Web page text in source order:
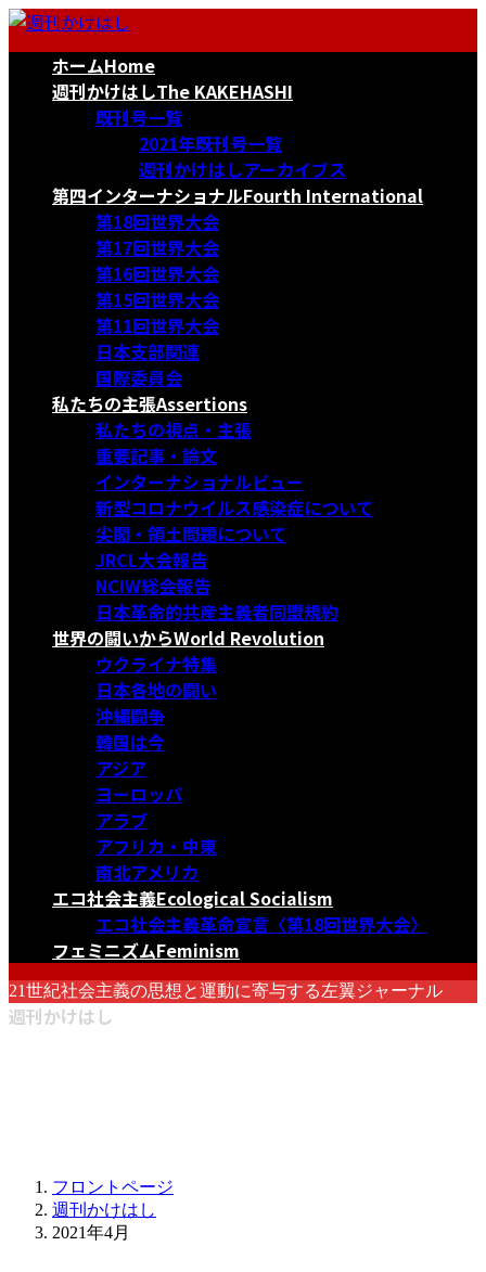
コ
ナ
ホームHome
週刊かけはしThe KAKEHASHI
既刊号一覧
2021年既刊号一覧
週刊かけはしアーカイブス
第四インターナショナルFourth International
第18回世界大会
第17回世界大会
第16回世界大会
第15回世界大会
第11回世界大会
日本支部関連
国際委員会
私たちの主張Assertions
私たちの視点・主張
重要記事・論文
インターナショナルビュー
新型コロナウイルス感染症について
尖閣・領土問題について
JRCL大会報告
NCIW総会報告
日本革命的共産主義者同盟規約
世界の闘いからWorld Revolution
ウクライナ特集
日本各地の闘い
沖縄闘争
韓国は今
アジア
ヨーロッパ
アラブ
アフリカ・中東
南北アメリカ
エコ社会主義Ecological Socialism
エコ社会主義革命宣言〈第18回世界大会〉
フェミニズムFeminism
21世紀社会主義の思想と運動に寄与する左翼ジャーナル
週刊かけはし
フロントページ
週刊かけはし
2021年4月